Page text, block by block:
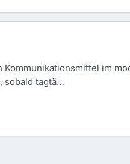
im
sobald tagtä…